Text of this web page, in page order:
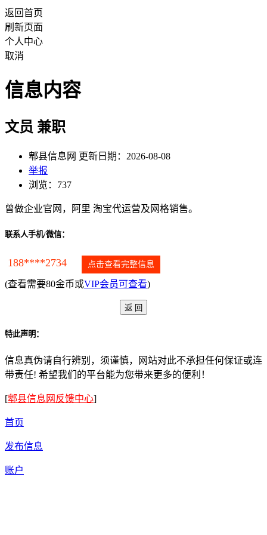
返回首页
刷新页面
个人中心
取消
信息内容
文员 兼职
郫县信息网 更新日期：2026-08-08
举报
浏览：737
曾做企业官网，阿里 淘宝代运营及网格销售。
联系人手机/微信：
188****2734 点击查看完整信息
(查看需要80金币或VIP会员可查看)
特此声明：
信息真伪请自行辨别，须谨慎，网站对此不承担任何保证或连
带责任! 希望我们的平台能为您带来更多的便利！
[郫县信息网反馈中心]
首页
发布信息
账户